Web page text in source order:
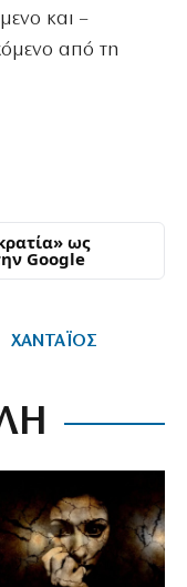
και –
από τη
ως
Google
ΧΑΝΤΑΪΟΣ